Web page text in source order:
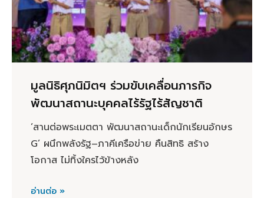
มูลนิธิศุภนิมิตฯ ร่วมขับเคลื่อนภารกิจ
พัฒนาสถานะบุคคลไร้รัฐไร้สัญชาติ
‘สานต่อพระเมตตา พัฒนาสถานะเด็กนักเรียนอักษร
G’ ผนึกพลังรัฐ–ภาคีเครือข่าย คืนสิทธิ สร้าง
โอกาส ไม่ทิ้งใครไว้ข้างหลัง
อ่านต่อ »